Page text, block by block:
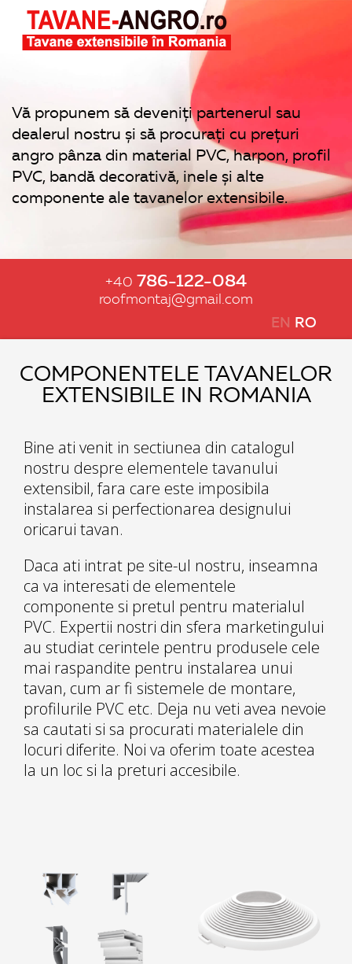
Vă propunem să deveniți partenerul sau
dealerul nostru și să procurați cu prețuri
angro pânza din material PVC, harpon, profil
PVC, bandă decorativă, inele și alte
componente ale tavanelor extensibile.
+40 786-122-084
roofmontaj@gmail.com
EN RO
COMPONENTELE TAVANELOR
EXTENSIBILE IN ROMANIA
Bine ati venit in sectiunea din catalogul
nostru despre elementele tavanului
extensibil, fara care este imposibila
instalarea si perfectionarea designului
oricarui tavan.
Daca ati intrat pe site-ul nostru, inseamna
ca va interesati de elementele
componente si pretul pentru materialul
PVC. Expertii nostri din sfera marketingului
au studiat cerintele pentru produsele cele
mai raspandite pentru instalarea unui
tavan, cum ar fi sistemele de montare,
profilurile PVC etc. Deja nu veti avea nevoie
sa cautati si sa procurati materialele din
locuri diferite. Noi va oferim toate acestea
la un loc si la preturi accesibile.